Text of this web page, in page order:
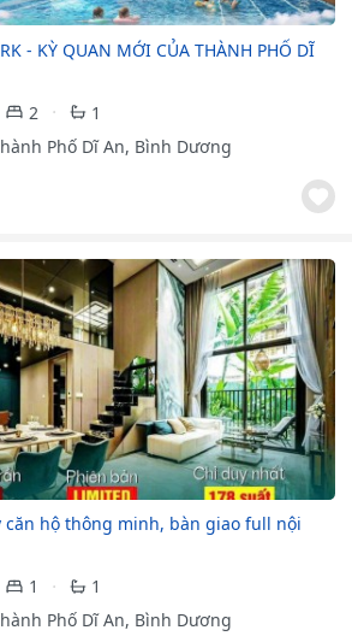
- KỲ QUAN MỚI CỦA THÀNH PHỐ DĨ
2
1
Phố Dĩ An, Bình Dương
căn hộ thông minh, bàn giao full nội
1
1
Phố Dĩ An, Bình Dương